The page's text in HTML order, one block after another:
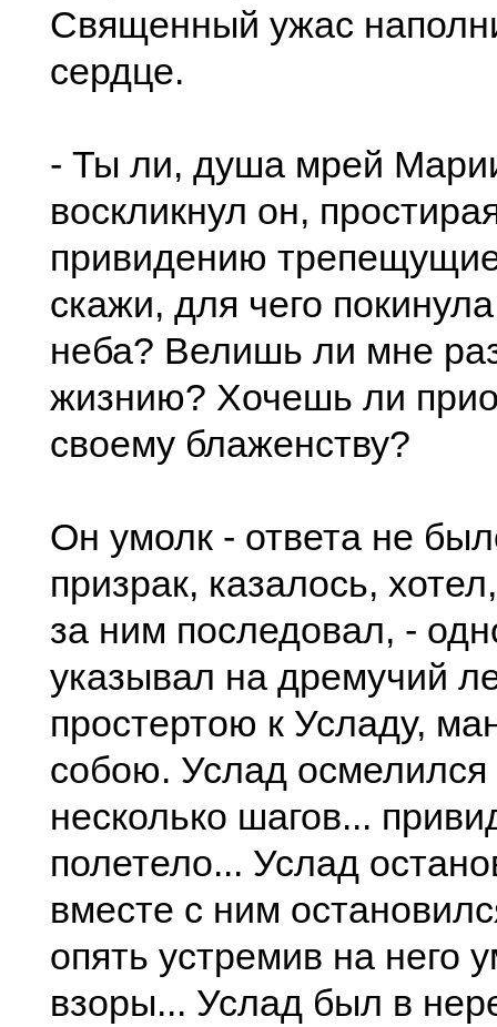
Священный ужас
сердце.
- Ты ли, душа мрей
воскликнул он,
привидению
скажи, для чего
неба? Велишь ли мне
жизнию? Хочешь ли
своему блаженству?
Он умолк - ответа не
призрак, казалось,
за ним последовал, -
указывал на дремучий
простертою к Усладу,
собою. Услад осмелился
несколько шагов...
полетело... Услад
вместе с ним
опять устремив на него
взоры... Услад был в